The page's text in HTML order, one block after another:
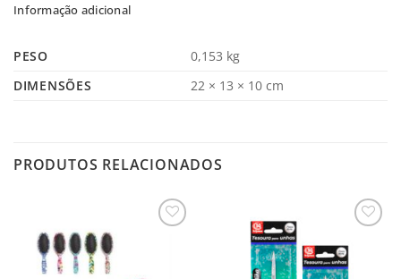
Informação adicional
PESO
0,153 kg
DIMENSÕES
22 × 13 × 10 cm
PRODUTOS RELACIONADOS